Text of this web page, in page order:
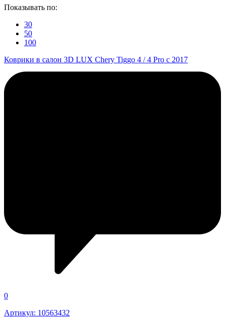
Показывать по:
30
50
100
Коврики в салон 3D LUX Chery Tiggo 4 / 4 Pro с 2017
0
Артикул: 10563432